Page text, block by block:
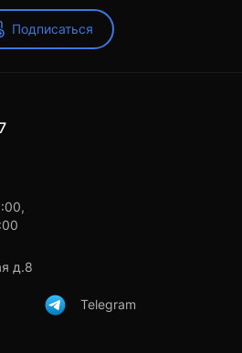
Подписаться
д.8
Telegram